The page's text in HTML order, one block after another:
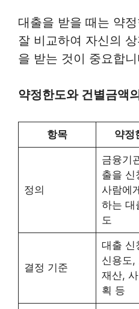
대출을 받을 때는 약
잘 비교하여 자신의
을 받는 것이 중요합
약정한도와 건별금액
항목 약정
정의
금융기
출을 신
사람에
하는 대
도
결정 기준
대출 신
신용도,
재산,
획 등